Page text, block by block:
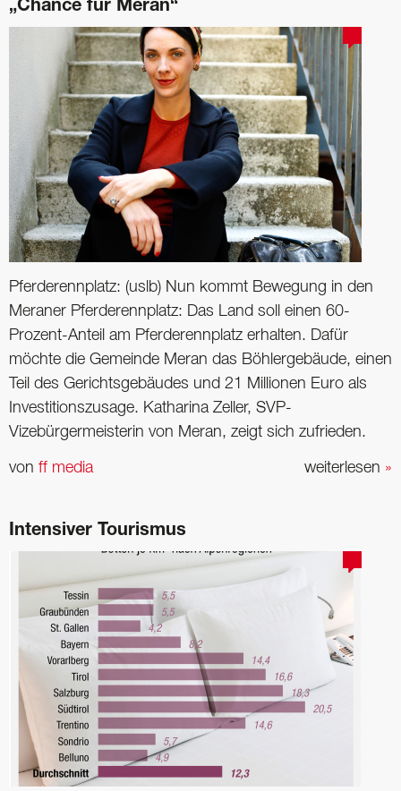
„Chance für Meran“
Pferderennplatz: (uslb) Nun kommt Bewegung in den
Meraner Pferderennplatz: Das Land soll einen 60-
Prozent-Anteil am Pferderennplatz erhalten. Dafür
möchte die Gemeinde Meran das Böhlergebäude, einen
Teil des Gerichtsgebäudes und 21 Millionen Euro als
Investi­tions­zusage. Katharina Zeller, SVP-
Vizebürgermeisterin von Meran, zeigt sich zufrieden.
weiterlesen »
von ff media
Intensiver Tourismus